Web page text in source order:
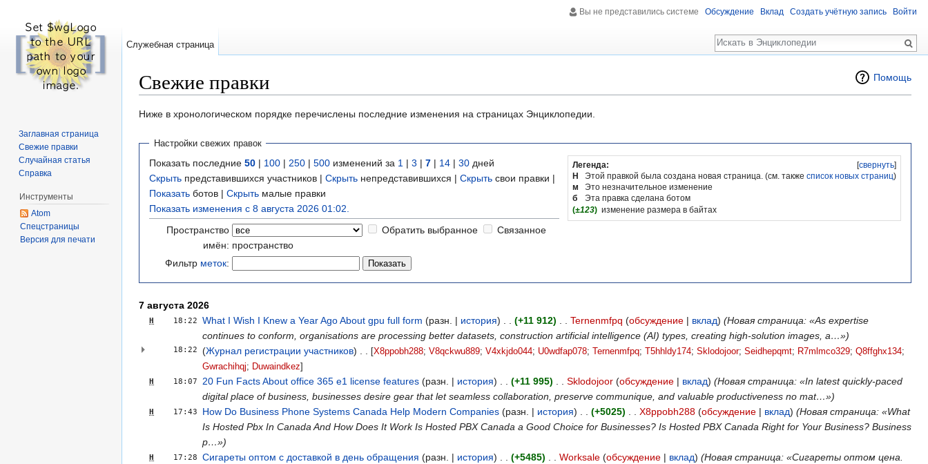
Помощь
Свежие правки
Ниже в хронологическом порядке перечислены последние изменения на страницах Энциклопедии.
Настройки свежих правок
[свернуть]
Легенда:
Н
Этой правкой была создана новая страница. (см. такжесписок новых страниц)
м
Это незначительное изменение
б
Эта правка сделана ботом
(±123) изменение размера в байтах
Показать последние 50 | 100 | 250 | 500 изменений за 1 | 3 | 7 | 14 | 30 дней
Скрыть представившихся участников | Скрыть непредставившихся | Скрыть свои правки |
Показать ботов | Скрыть малые правки
Показать изменения с 8 августа 2026 01:02.
Пространство
имён:
Обратить выбранное
Связанное
пространство
Фильтр меток:
7 августа 2026
Н 18:22 What I Wish I Knew a Year Ago About gpu full form ‎ (разн. | история) . . (+11 912) . . Ternenmfpq (обсуждение | вклад) (Новая страница: «As expertise
continues to conform, organisations are processing better datasets, construction artificial intelligence (AI) types, creating high-solution images, a…»)
18:22 (Журнал регистрации участников) . . [X8ppobh288‎; V8qckwu889‎; V4xkjdo044‎; U0wdfap078‎; Ternenmfpq‎; T5hhldy174‎; Sklodojoor‎; Seidhepqmt‎; R7mlmco329‎; Q8ffghx134‎;
Gwrachihqj‎; Duwaindkez‎]
Н 18:07 20 Fun Facts About office 365 e1 license features ‎ (разн. | история) . . (+11 995) . . Sklodojoor (обсуждение | вклад) (Новая страница: «In latest quickly-paced
digital place of business, businesses desire gear that let seamless collaboration, preserve communique, and valuable productiveness no mat…»)
Н 17:43 How Do Business Phone Systems Canada Help Modern Companies ‎ (разн. | история) . . (+5025) . . X8ppobh288 (обсуждение | вклад) (Новая страница: «What
Is Hosted Pbx In Canada And How Does It Work Is Hosted PBX Canada a Good Choice for Businesses? Is Hosted PBX Canada Right for Your Business? Business
p…»)
Н 17:28 Сигареты оптом с доставкой в день обращения ‎ (разн. | история) . . (+5485) . . Worksale (обсуждение | вклад) (Новая страница: «Сигареты оптом цена.
Вы не представились системе Обсуждение Вклад Создать учётную запись Войти
Служебная страница
Поиск
Заглавная страница
Свежие правки
Случайная статья
Справка
Инструменты
Atom
Спецстраницы
Версия для печати